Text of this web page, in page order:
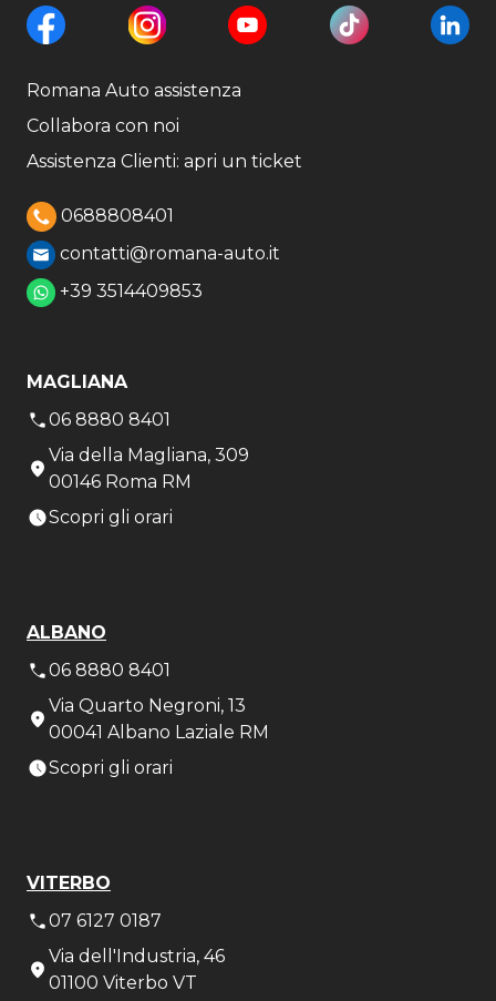
Romana Auto assistenza
Collabora con noi
Assistenza Clienti: apri un ticket
0688808401
contatti@romana-auto.it
+39 3514409853
MAGLIANA
06 8880 8401
Via della Magliana, 309
00146 Roma RM
Scopri gli orari
ALBANO
06 8880 8401
Via Quarto Negroni, 13
00041 Albano Laziale RM
Scopri gli orari
VITERBO
07 6127 0187
Via dell'Industria, 46
01100 Viterbo VT